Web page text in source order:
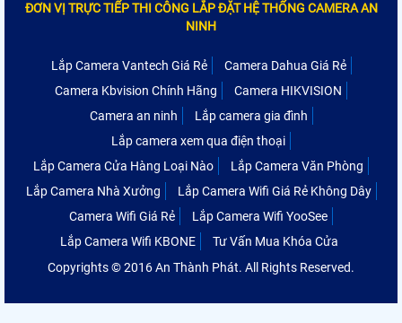
ĐƠN VỊ TRỰC TIẾP THI CÔNG LẮP ĐẶT HỆ THỐNG CAMERA AN
NINH
Lắp Camera Vantech Giá Rẻ
Camera Dahua Giá Rẻ
Camera Kbvision Chính Hãng
Camera HIKVISION
Camera an ninh
Lắp camera gia đình
Lắp camera xem qua điện thoại
Lắp Camera Cửa Hàng Loại Nào
Lắp Camera Văn Phòng
Lắp Camera Nhà Xưởng
Lắp Camera Wifi Giá Rẻ Không Dây
Camera Wifi Giá Rẻ
Lắp Camera Wifi YooSee
Lắp Camera Wifi KBONE
Tư Vấn Mua Khóa Cửa
Copyrights © 2016 An Thành Phát. All Rights Reserved.